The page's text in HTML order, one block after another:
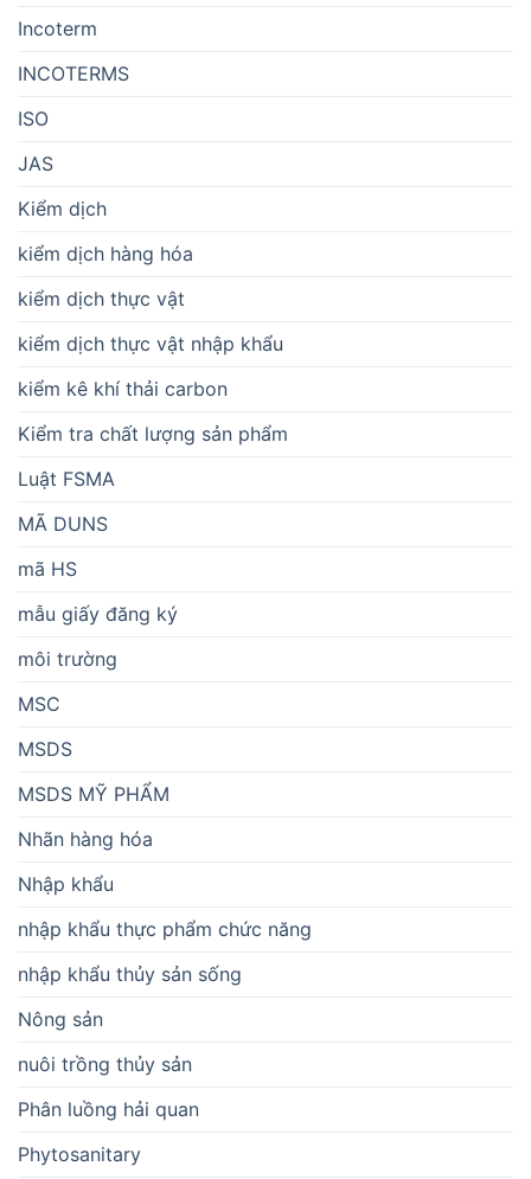
Incoterm
INCOTERMS
ISO
JAS
Kiểm dịch
kiểm dịch hàng hóa
kiểm dịch thực vật
kiểm dịch thực vật nhập khẩu
kiểm kê khí thải carbon
Kiểm tra chất lượng sản phẩm
Luật FSMA
MÃ DUNS
mã HS
mẫu giấy đăng ký
môi trường
MSC
MSDS
MSDS MỸ PHẨM
Nhãn hàng hóa
Nhập khẩu
nhập khẩu thực phẩm chức năng
nhập khẩu thủy sản sống
Nông sản
nuôi trồng thủy sản
Phân luồng hải quan
Phytosanitary